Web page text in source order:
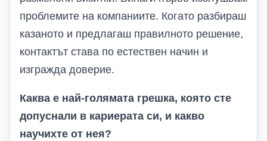
проблемите на компаниите. Когато разбираш
казаното и предлагаш правилното решение,
контактът става по естествен начин и
изгражда доверие.
Каква е най-голямата грешка, която сте
допуснали в кариерата си, и какво
научихте от нея?